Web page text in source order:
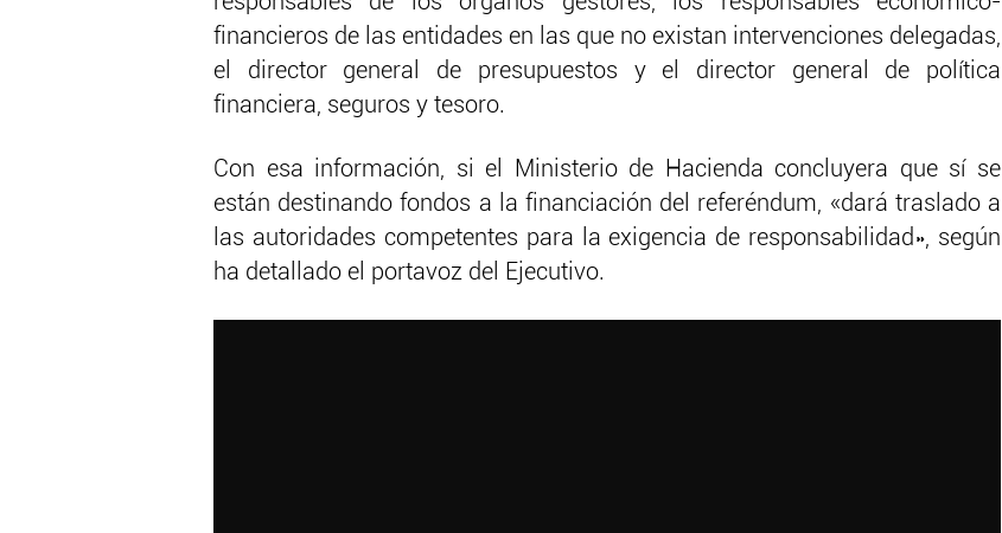
financieros de las entidades en las que no existan intervenciones delegadas,
el director general de presupuestos y el director general de política
financiera, seguros y tesoro.
Con esa información, si el Ministerio de Hacienda concluyera que sí se
están destinando fondos a la financiación del referéndum, «dará traslado a
las autoridades competentes para la exigencia de responsabilidad», según
ha detallado el portavoz del Ejecutivo.